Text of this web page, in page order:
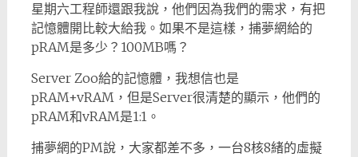
星期六工程師還跟我說，他們因為我們的需求，有把
記憶體開比較大給我。如果不是這樣，捕夢網給的
pRAM是多少？100MB嗎？
Server Zoo給的記憶體，我想信也是
pRAM+vRAM，但是Server很清楚的顯示，他們的
pRAM和vRAM是1:1。
捕夢網的PM說，大家都差不多，一台8核8緒的虛擬